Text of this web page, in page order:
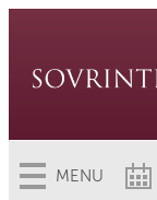
MENU